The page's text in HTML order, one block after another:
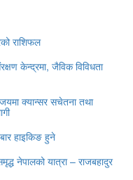
राशिफल
केन्द्रमा, जैविक विविधता
क्यान्सर सचेतना तथा
हाइकिङ हुने
नेपालको यात्रा – राजबहादुर